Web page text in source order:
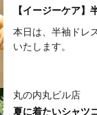
【イージーケア】
本日は、半袖ドレ
いたします。
丸の内丸ビル店
夏に着たいシャツ